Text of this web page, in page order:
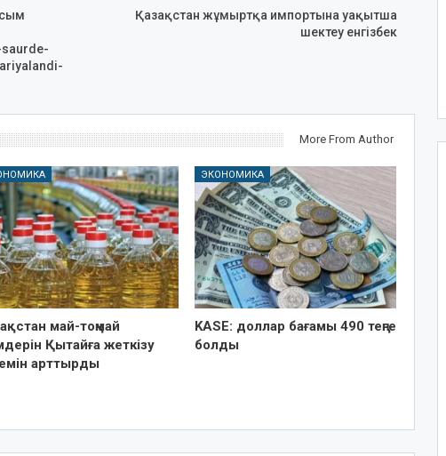
Қазақстан жұмыртқа импортына уақытша
шектеу енгізбек
More From Author
май-тоңмай
Қытайға жеткізу
арттырды
ЭКОНОМИКА
KASE: доллар бағамы 490 теңге
болды